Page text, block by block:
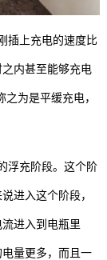
插上充电的速度比
内甚至能够充电
为是平缓充电，
浮充阶段。这个阶
进入这个阶段，
进入到电瓶里
量更多，而且一